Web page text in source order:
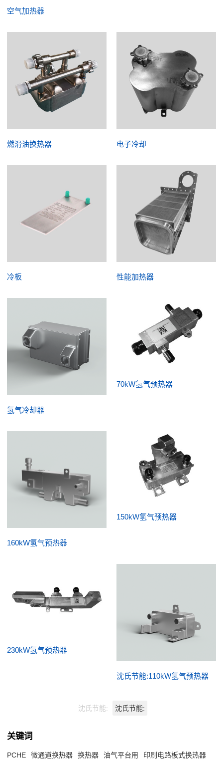
空气加热器
燃滑油换热器 电子冷却
冷板 性能加热器
氢气冷却器
70kW氢气预热器
160kW氢气预热器
150kW氢气预热器
230kW氢气预热器
沈氏节能:110kW氢气预热器
沈氏节能: 沈氏节能:
关键词
PCHE 微通道换热器 换热器 油气平台用
印刷电路板式换热器